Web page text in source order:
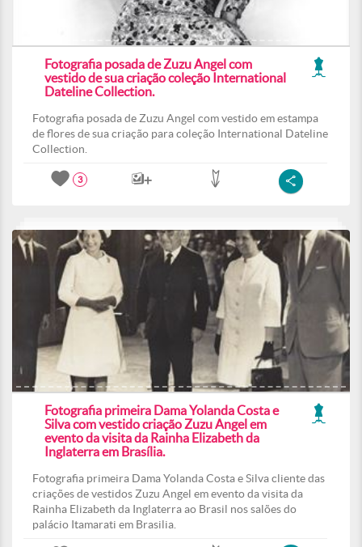
Fotografia posada de Zuzu Angel com
vestido de sua criação coleção International
Dateline Collection.
Fotografia posada de Zuzu Angel com vestido em estampa
de flores de sua criação para coleção International Dateline
Collection.
3
Fotografia primeira Dama Yolanda Costa e
Silva com vestido criação Zuzu Angel em
evento da visita da Rainha Elizabeth da
Inglaterra em Brasília.
Fotografia primeira Dama Yolanda Costa e Silva cliente das
criações de vestidos Zuzu Angel em evento da visita da
Rainha Elizabeth da Inglaterra ao Brasil nos salões do
palácio Itamarati em Brasilia.